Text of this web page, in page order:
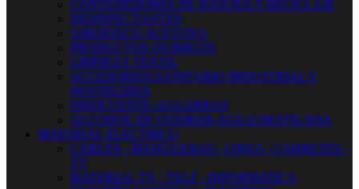
CONTENEDORES DE BASURA Y RECICLAJE
DESINFECTANTES
AMONIACO ACETONA
PRODUCTOS QUIMICOS
LIMPIEZA TEXTIL
ACCESORIOS SANITARIO INDUSTRIAL Y
HOSTELERIA
DISOLVENTE-AGUARRAS
ALCOHOL DE QUEMAR-AGUA DESTILADA
MATERIAL ELECTRICO
CABLES - MANGUERAS - LINEA - CARRETES -
TV
MATERIAL TV - TELF - INFORMATICA